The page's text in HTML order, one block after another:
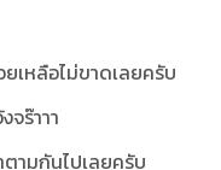
เหลือไม่ขาดเลยครับ
จร๊าาา
ามกันไปเลยครับ